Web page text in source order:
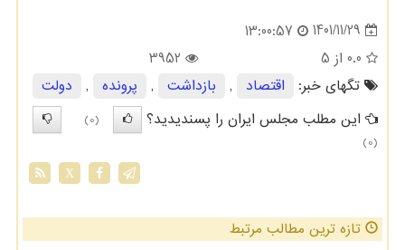
1401/11/29
13:00:57
0.0 از 5
3952
تگهای خبر:
اقتصاد , بازداشت , پرونده ,
دولت
این مطلب مجلس ایران را پسندیدید؟
(0)
(0)
X
تازه ترین مطالب مرتبط